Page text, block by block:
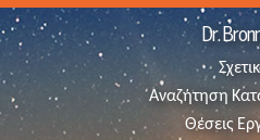
Dr.
Αναζήτηση
Θέσεις